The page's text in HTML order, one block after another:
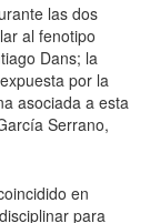
las dos
al fenotipo
Dans; la
por la
asociada a esta
Serrano,
en
para